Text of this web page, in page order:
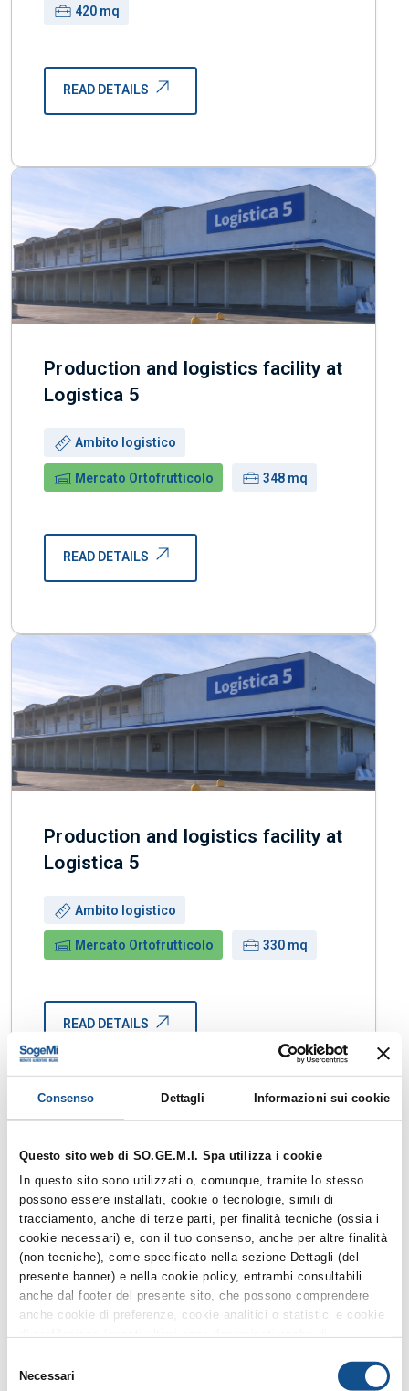
Consenso Dettagli Informazioni sui cookie
Questo sito web di SO.GE.M.I. Spa utilizza i cookie
In questo sito sono utilizzati o, comunque, tramite lo stesso
possono essere installati, cookie o tecnologie, simili di
tracciamento, anche di terze parti, per finalità tecniche (ossia i
cookie necessari) e, con il tuo consenso, anche per altre finalità
(non tecniche), come specificato nella sezione Dettagli (del
presente banner) e nella cookie policy, entrambi consultabili
anche dal footer del presente sito, che possono comprendere
anche cookie di preferenze, cookie analitici o statistici e cookie
consenso, in qualsiasi momento, cliccando su Accetta i
delNecessari
Surface:
420 mq
READ DETAILS
Production and logistics facility at
Logistica 5
Use:
Ambito logistico
Building:
Mercato Ortofrutticolo Surface:
348 mq
READ DETAILS
Production and logistics facility at
Logistica 5
Use:
Ambito logistico
Building:
Mercato Ortofrutticolo Surface:
330 mq
READ DETAILS
Open-Ended Call for Applications